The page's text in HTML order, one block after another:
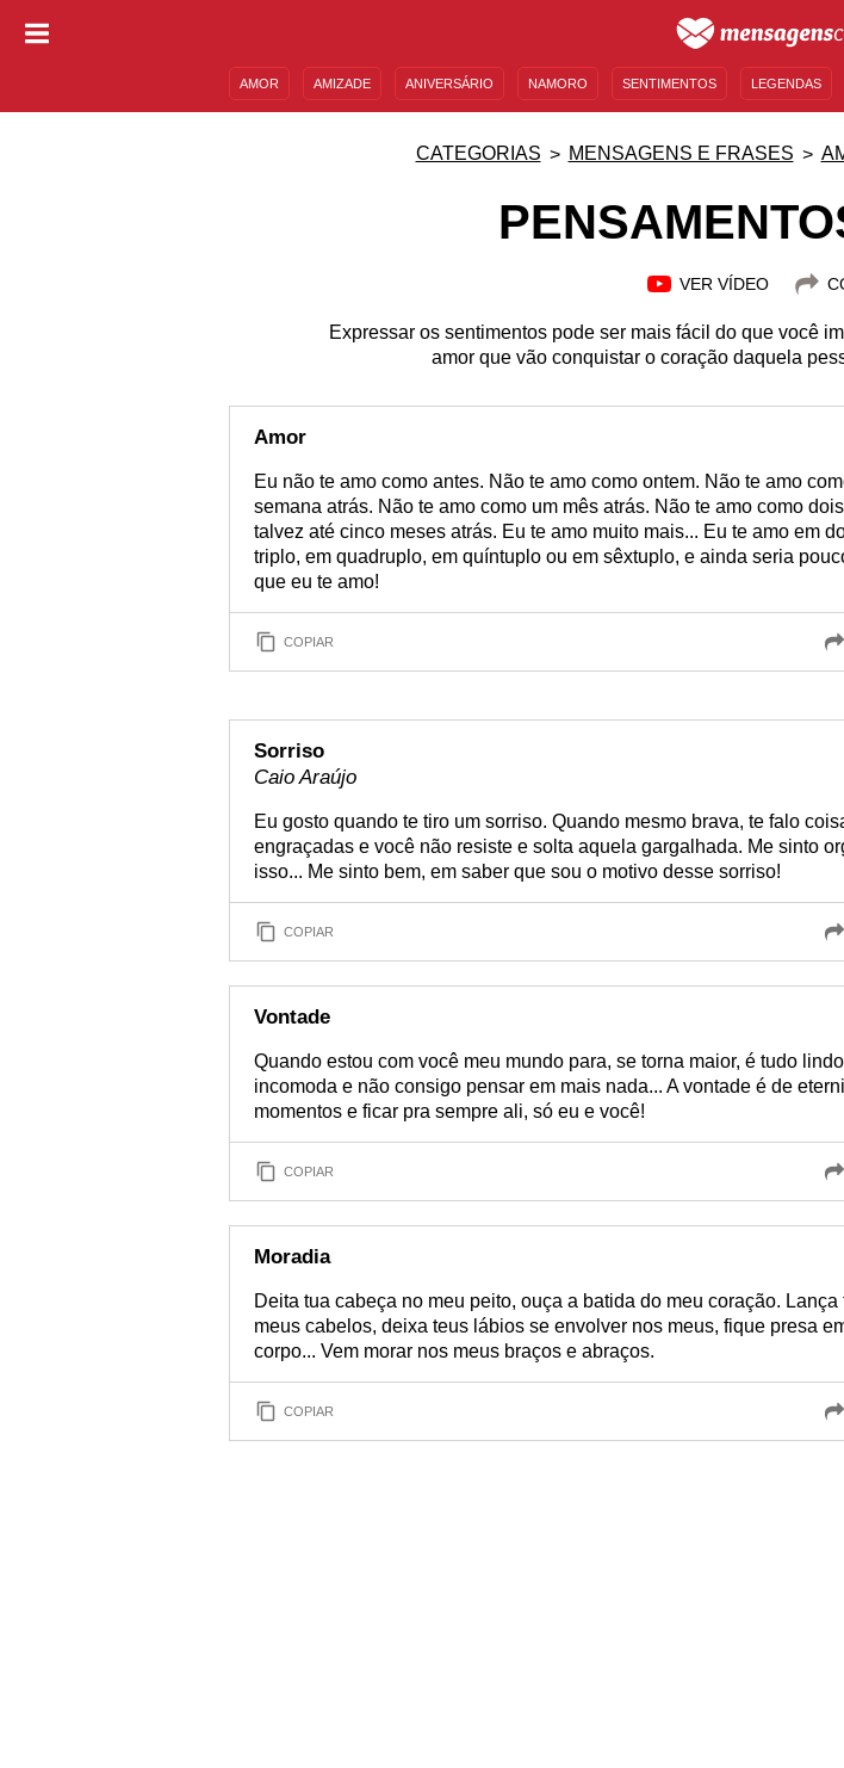
AMOR AMIZADE ANIVERSÁRIO NAMORO SENTIMENTOS LEGENDAS
CATEGORIAS MENSAGENS E FRASES
VER VÍDEO
Expressar os sentimentos pode ser mais fácil do que você
amor que vão conquistar o coração daquela
Amor
Eu não te amo como antes. Não te amo como ontem. Não te amo
semana atrás. Não te amo como um mês atrás. Não te amo como
talvez até cinco meses atrás. Eu te amo muito mais... Eu te amo em
triplo, em quadruplo, em quíntuplo ou em sêxtuplo, e ainda seria
que eu te amo!
COPIAR
Sorriso
Caio Araújo
Eu gosto quando te tiro um sorriso. Quando mesmo brava, te falo
engraçadas e você não resiste e solta aquela gargalhada. Me sinto
isso... Me sinto bem, em saber que sou o motivo desse sorriso!
COPIAR
Vontade
Quando estou com você meu mundo para, se torna maior, é tudo
incomoda e não consigo pensar em mais nada... A vontade é de
momentos e ficar pra sempre ali, só eu e você!
COPIAR
Moradia
Deita tua cabeça no meu peito, ouça a batida do meu coração. Lança
meus cabelos, deixa teus lábios se envolver nos meus, fique presa
corpo... Vem morar nos meus braços e abraços.
COPIAR